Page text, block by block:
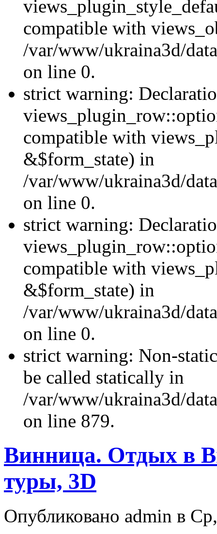
compatible with
/var/www/ukraina3d/
on line 0.
strict warning:
compatible with
&$form_state) in
/var/www/ukraina3d/
on line 0.
strict warning:
compatible with
&$form_state) in
/var/www/ukraina3d/
on line 0.
strict warning: Non-
be called statically in
/var/www/ukraina3d/
on line 879.
Винница. Отдых в
туры, 3D
Опубликовано admin в